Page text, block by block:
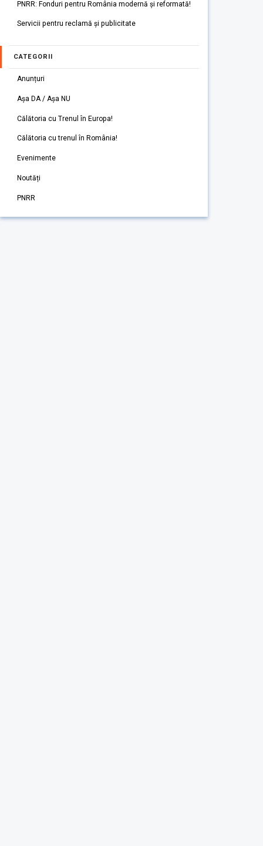
PNRR: Fonduri pentru România modernă și reformată!
Servicii pentru reclamă și publicitate
CATEGORII
Anunțuri
Așa DA / Așa NU
Călătoria cu Trenul în Europa!
Călătoria cu trenul în România!
Evenimente
Noutăți
PNRR